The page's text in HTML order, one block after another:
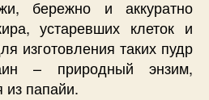
бережно и аккуратно
устаревших клеток и
изготовления таких пудр
– природный энзим,
из папайи.